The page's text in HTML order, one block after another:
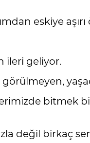
eskiye
ileri geliyor.
bitmek
değil birkaç